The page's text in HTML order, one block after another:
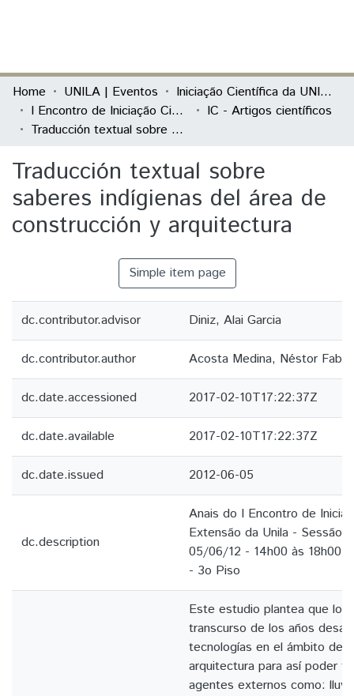
Communities & Collections
All of DSpace
Home UNILA | Eventos
Iniciação Científica da UNILA (IC)
I Encontro de Iniciação Científica e de Extensão da Unila "Conhecer e Transformar"
IC - Artigos científicos
Traducción textual sobre saberes indígienas del área de construcción y arquitectura
Traducción textual sobre
saberes indígienas del área de
construcción y arquitectura
Simple item page
dc.contributor.advisor Diniz, Alai Garcia
dc.contributor.author Acosta Medina, Néstor
dc.date.accessioned 2017-02-10T17:22:37Z
dc.date.available 2017-02-10T17:22:37Z
dc.date.issued 2012-06-05
dc.description
Anais do I Encontro de
Extensão da Unila - Sessão
05/06/12 - 14h00 às 18h00 -
- 3o Piso
Este estudio plantea que los
transcurso de los años
tecnologías en el ámbito de
arquitectura para así poder
agentes externos como: